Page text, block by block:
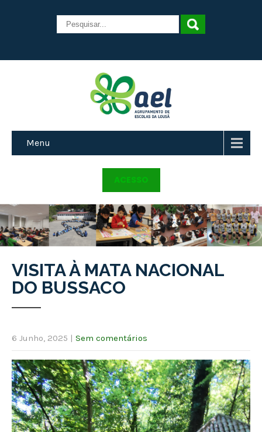
Menu
ACESSO
VISITA À MATA NACIONAL
DO BUSSACO
6 Junho, 2025 | Sem comentários